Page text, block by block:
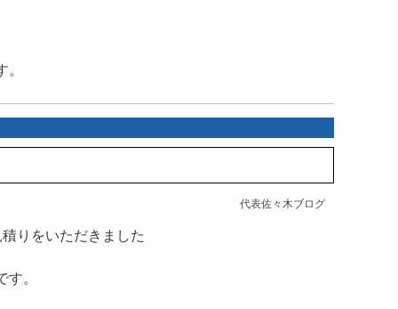
代表佐々木ブログ
りをいただきました
。